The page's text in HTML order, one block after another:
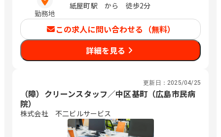
勤務地
紙屋町駅 から 徒歩2分
この求人に問い合わせる（無料）
詳細を見る
更新日： 2025/04/25
（障）クリーンスタッフ／中区基町（広島市民病
院）
株式会社 不二ビルサービス